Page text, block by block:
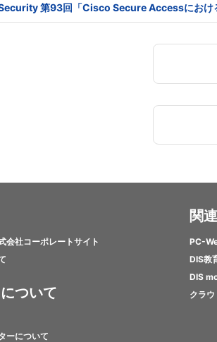
第93回「Cisco Secure Accessにおけ
会社コーポレートサイト
ついて
ーについて
関
PC-
DIS教
DIS
クラ